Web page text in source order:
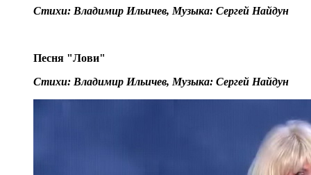
Стихи: Владимир Ильичев, Музыка: Сергей Найдун
Песня "Лови"
Стихи: Владимир Ильичев, Музыка: Сергей Найдун